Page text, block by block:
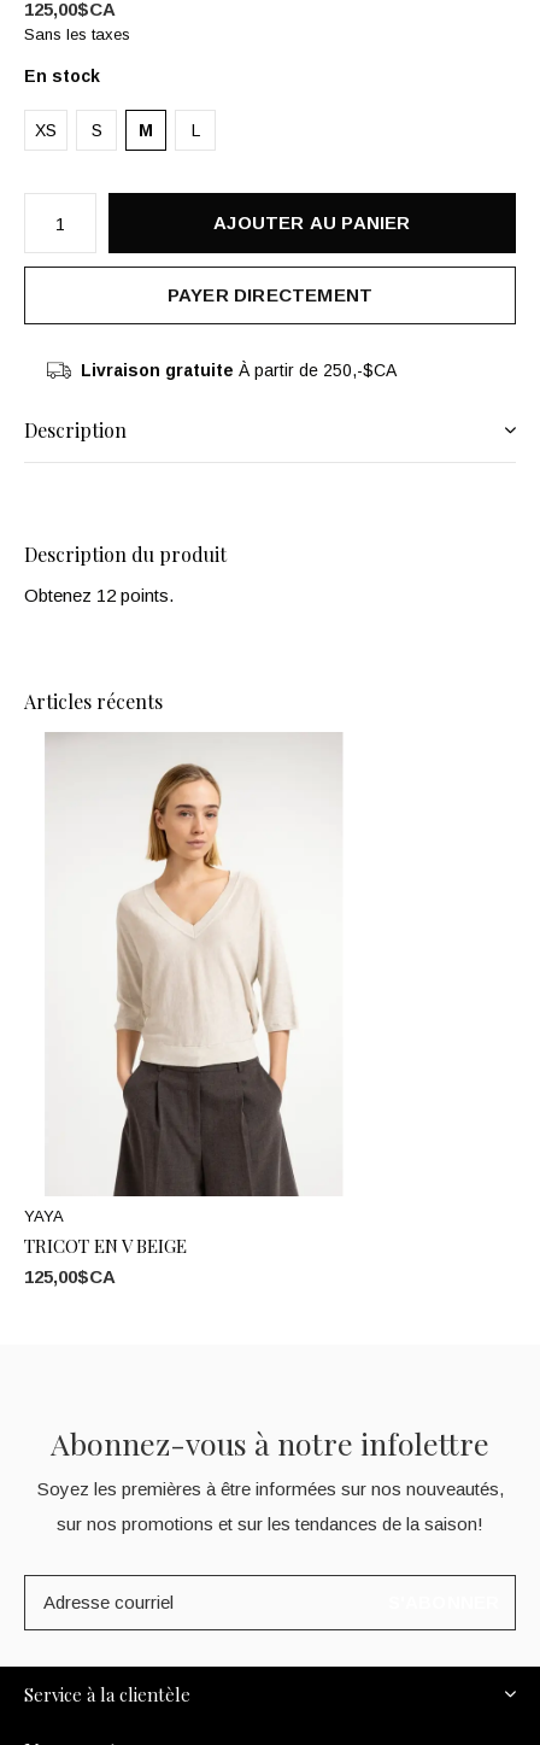
125,00$CA
Sans les taxes
En stock
XS S M L
AJOUTER AU PANIER
PAYER DIRECTEMENT
Livraison gratuite À partir de 250,-$CA
Description
Description du produit
Obtenez 12 points.
Articles récents
YAYA
TRICOT EN V BEIGE
125,00$CA
Abonnez-vous à notre infolettre
Soyez les premières à être informées sur nos nouveautés,
sur nos promotions et sur les tendances de la saison!
Service à la clientèle